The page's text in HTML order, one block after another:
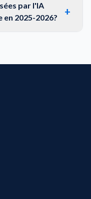
par l'IA
2025-2026?
+